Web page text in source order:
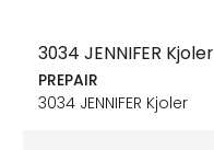
3034 JENNIFER Kjoler
PREPAIR
3034 JENNIFER Kjoler